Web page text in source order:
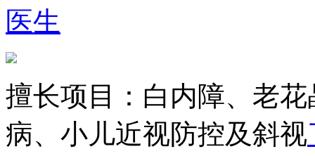
医生
擅长项目： 白内障、老
病、小儿近视防控及斜视